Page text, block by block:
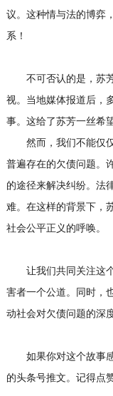
议。这种情与法的博弈
系！
不可否认的是，苏芳
视。当地媒体报道后，
事。这给了苏芳一丝希
然而，我们不能仅仅
普遍存在的欠债问题。
的途径来解决纠纷。法
难。在这样的背景下，
社会公平正义的呼唤。
让我们共同关注这个
害者一个公道。同时，
动社会对欠债问题的深
如果你对这个故事感
的头条号推文。记得点